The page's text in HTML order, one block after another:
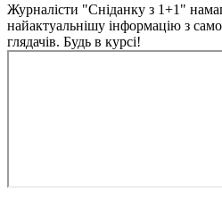
Журналісти "Сніданку з 1+1"
найактуальнішу інформацію з
глядачів. Будь в курсі!